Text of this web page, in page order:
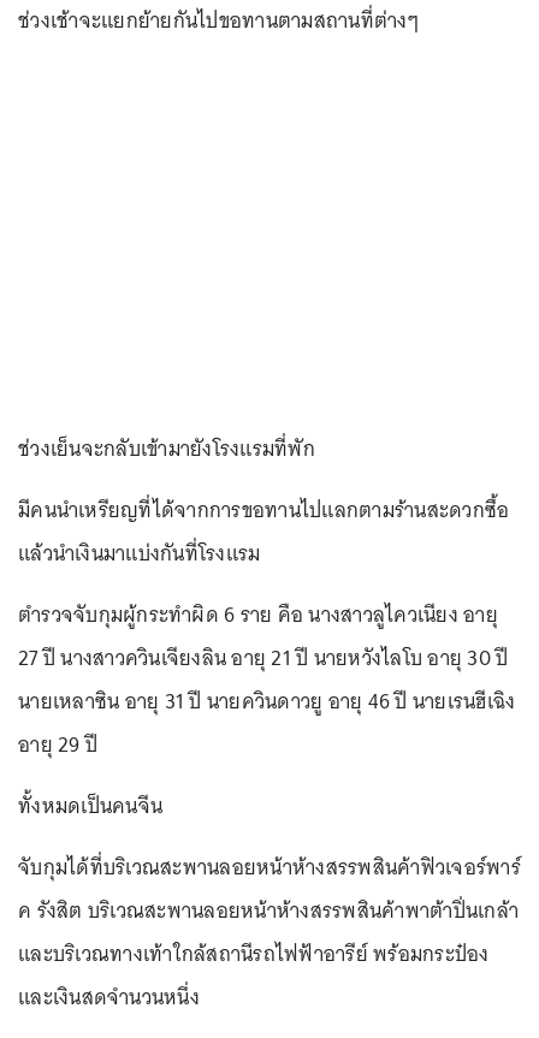
ช่วงเช้าจะแยกย้ายกันไปขอทานตามสถานที่ต่างๆ
ช่วงเย็นจะกลับเข้ามายังโรงแรมที่พัก
มีคนนำเหรียญที่ได้จากการขอทานไปแลกตามร้านสะดวกซื้อ
แล้วนำเงินมาแบ่งกันที่โรงแรม
ตำรวจจับกุมผู้กระทำผิด 6 ราย คือ นางสาวลูไควเนียง อายุ
27 ปี นางสาวควินเจียงลิน อายุ 21 ปี นายหวังไลโบ อายุ 30 ปี
นายเหลาซิน อายุ 31 ปี นายควินดาวยู อายุ 46 ปี นายเรนฮีเฉิง
อายุ 29 ปี
ทั้งหมดเป็นคนจีน
จับกุมได้ที่บริเวณสะพานลอยหน้าห้างสรรพสินค้าฟิวเจอร์พาร์
ค รังสิต บริเวณสะพานลอยหน้าห้างสรรพสินค้าพาต้าปิ่นเกล้า
และบริเวณทางเท้าใกล้สถานีรถไฟฟ้าอารีย์ พร้อมกระป๋อง
และเงินสดจำนวนหนึ่ง